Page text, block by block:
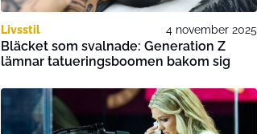
Livsstil 4 november 2025
Bläcket som svalnade: Generation Z
lämnar tatueringsboomen bakom sig